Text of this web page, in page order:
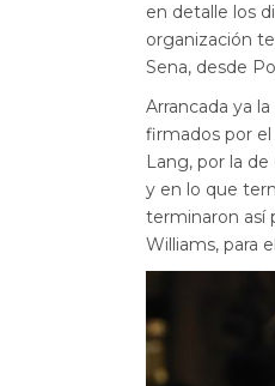
en detalle los
organización
Sena, desde
Arrancada ya
firmados por
Lang, por la
y en lo que
terminaron así
Williams, para